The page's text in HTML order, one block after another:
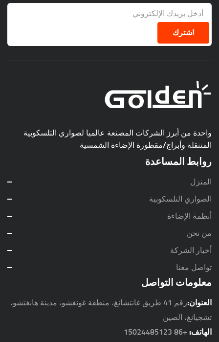
اشترك
واحدة من أبرز الشركات المصنعة عالميا لصواري التلسكوبية
المتنقلة وأبراج/مقطورة الإضاءة الشمسية
روابط المساعدة
المنزل
الصواري التلسكوبية
أنظمة الإضاءة
من نحن
أخبار الشركة
تواصل معنا
معلومات التواصل
العنوان:
رقم 41 طريق غانتشانغ، منطقة غونغشو، مدينة هانغتشو،
تشجيانغ، الصين
الهاتف: +86 15024485123